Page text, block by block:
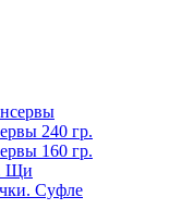
240 гр.
160 гр.
Щи
Суфле